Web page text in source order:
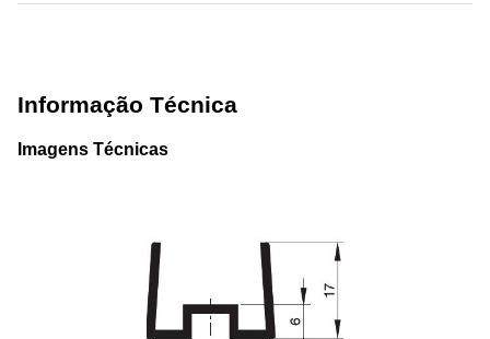
Informação Técnica
Imagens Técnicas